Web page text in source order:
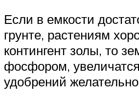
Если в емкости
грунте, растениям
контингент золы, то
фосфором,
удобрений